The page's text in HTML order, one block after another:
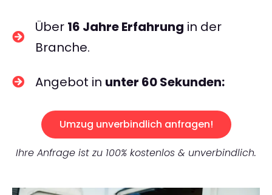
Über 16 Jahre Erfahrung in der
Branche.
Angebot in unter 60 Sekunden:
Umzug unverbindlich anfragen!
Ihre Anfrage ist zu 100% kostenlos & unverbindlich.